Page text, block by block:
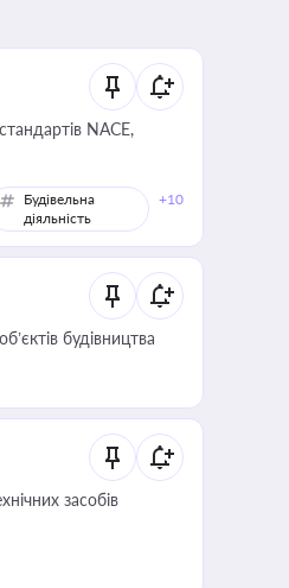
NACE,
Будівельна
діяльність
+10
будівництва
засобів